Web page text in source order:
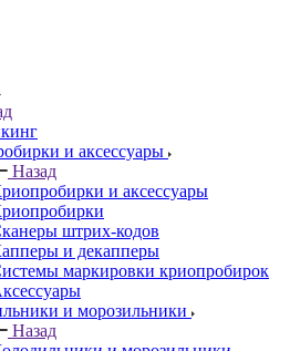
и аксессуары
Назад
и аксессуары
штрих-кодов
и декапперы
маркировки криопробирок
и морозильники
Назад